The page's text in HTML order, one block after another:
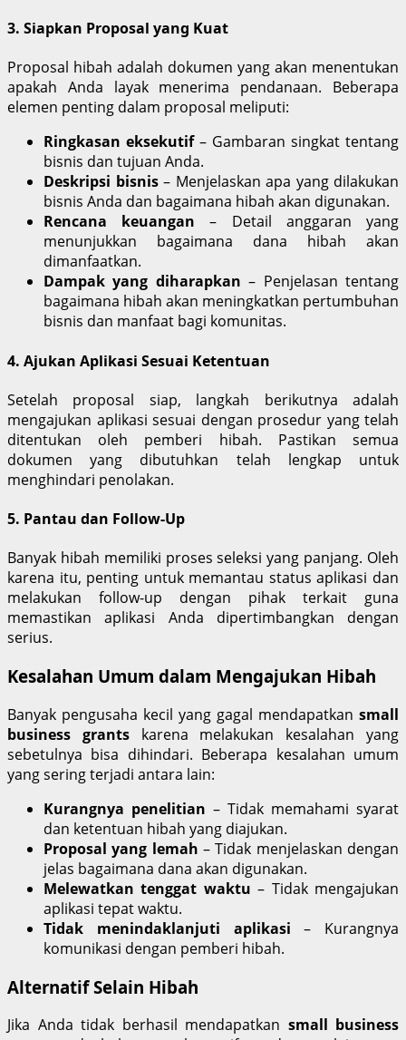
3. Siapkan Proposal yang Kuat
Proposal hibah adalah dokumen yang akan menentukan
apakah Anda layak menerima pendanaan. Beberapa
elemen penting dalam proposal meliputi:
Ringkasan eksekutif– Gambaran singkat tentang
bisnis dan tujuan Anda.
Deskripsi bisnis– Menjelaskan apa yang dilakukan
bisnis Anda dan bagaimana hibah akan digunakan.
Rencana keuangan – Detail anggaran yang
menunjukkan bagaimana dana hibah akan
dimanfaatkan.
Dampak yang diharapkan – Penjelasan tentang
bagaimana hibah akan meningkatkan pertumbuhan
bisnis dan manfaat bagi komunitas.
4. Ajukan Aplikasi Sesuai Ketentuan
Setelah proposal siap, langkah berikutnya adalah
mengajukan aplikasi sesuai dengan prosedur yang telah
ditentukan oleh pemberi hibah. Pastikan semua
dokumen yang dibutuhkan telah lengkap untuk
menghindari penolakan.
5. Pantau dan Follow-Up
Banyak hibah memiliki proses seleksi yang panjang. Oleh
karena itu, penting untuk memantau status aplikasi dan
melakukan follow-up dengan pihak terkait guna
memastikan aplikasi Anda dipertimbangkan dengan
serius.
Kesalahan Umum dalam Mengajukan Hibah
Banyak pengusaha kecil yang gagal mendapatkan small
business grantskarena melakukan kesalahan yang
sebetulnya bisa dihindari. Beberapa kesalahan umum
yang sering terjadi antara lain:
Kurangnya penelitian – Tidak memahami syarat
dan ketentuan hibah yang diajukan.
Proposal yang lemah – Tidak menjelaskan dengan
jelas bagaimana dana akan digunakan.
Melewatkan tenggat waktu – Tidak mengajukan
aplikasi tepat waktu.
Tidak menindaklanjuti aplikasi – Kurangnya
komunikasi dengan pemberi hibah.
Alternatif Selain Hibah
Jika Anda tidak berhasil mendapatkan small business